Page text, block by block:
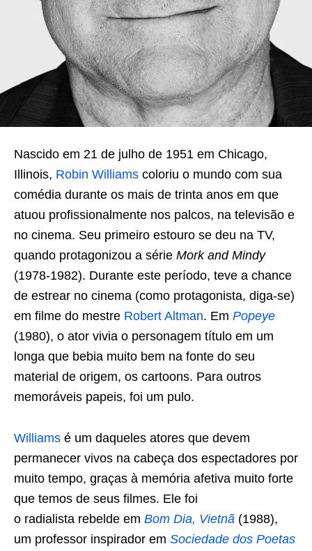
Nascido em 21 de julho de 1951 em Chicago,
Illinois, Robin Williams coloriu o mundo com sua
comédia durante os mais de trinta anos em que
atuou profissionalmente nos palcos, na televisão e
no cinema. Seu primeiro estouro se deu na TV,
quando protagonizou a série Mork and Mindy
(1978-1982). Durante este período, teve a chance
de estrear no cinema (como protagonista, diga-se)
em filme do mestre Robert Altman. Em Popeye
(1980), o ator vivia o personagem título em um
longa que bebia muito bem na fonte do seu
material de origem, os cartoons. Para outros
memoráveis papeis, foi um pulo.
Williams é um daqueles atores que devem
permanecer vivos na cabeça dos espectadores por
muito tempo, graças à memória afetiva muito forte
que temos de seus filmes. Ele foi
o radialista rebelde em Bom Dia, Vietnã (1988),
um professor inspirador em Sociedade dos Poetas